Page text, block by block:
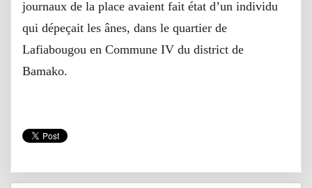
journaux de la place avaient fait état d’un individu
qui dépeçait les ânes, dans le quartier de
Lafiabougou en Commune IV du district de
Bamako.